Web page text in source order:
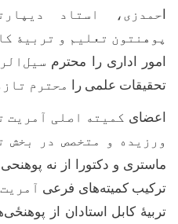
حمدزی، استاد
پوهنتون تعلیم و تربیۀ
امور اداری را محترم
تحقیقات علمی را
محترم
اعضای کمیته اصلی آمریت
ورزیده و متخصص در بخش
ماستری و دکتورا از نه
ترکیب کمیتههای فرعی
تربیۀ کابل استادان از پوهنځی